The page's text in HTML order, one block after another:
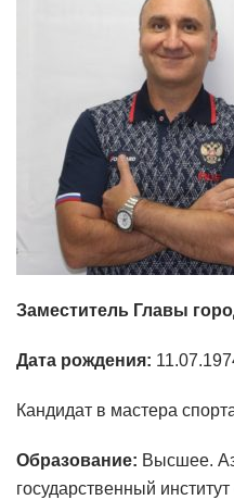
Заместитель Главы
Дата рождения:
Кандидат в мастера
Образование: Высшее.
государственный